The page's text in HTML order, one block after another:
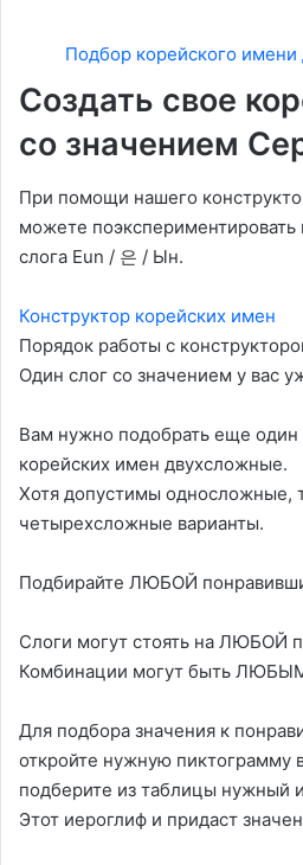
Подбор корейского
Создать свое
со значением
При помощи нашего
можете поэкспериментировать
слога Eun / 은 / Ын.
Конструктор корейских имен
Порядок работы с
Один слог со значением у вас
Вам нужно подобрать еще
корейских имен двухсложные.
Хотя допустимы односложные,
четырехсложные варианты.
Подбирайте ЛЮБОЙ
Слоги могут стоять на ЛЮБОЙ
Комбинации могут быть
Для подбора значения к
откройте нужную пиктограмму
подберите из таблицы нужный
Этот иероглиф и придаст